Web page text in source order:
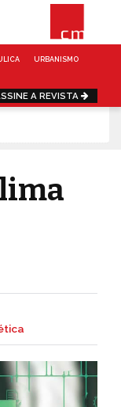
URBANISMO
A REVISTA